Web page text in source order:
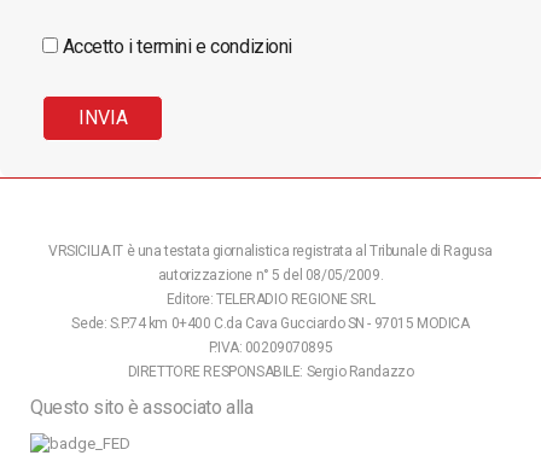
Accetto i termini e condizioni
VRSICILIA.IT è una testata giornalistica registrata al Tribunale di Ragusa
autorizzazione n° 5 del 08/05/2009.
Editore: TELERADIO REGIONE SRL
Sede: S.P.74 km 0+400 C.da Cava Gucciardo SN - 97015 MODICA
P.IVA: 00209070895
DIRETTORE RESPONSABILE: Sergio Randazzo
Questo sito è associato alla